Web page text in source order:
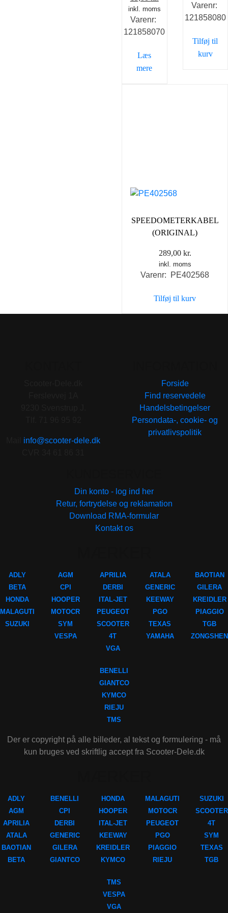
oprindelige
pris
var:
aktuelle
er:
inkl. moms
Varenr:
121858070
Læs
mere
pris
var:
er:
Varenr:
121858080
Tilføj til
kurv
SPEEDOMETERKABEL
(ORIGINAL)
289,00 kr.
inkl. moms
Varenr: PE402568
Tilføj til kurv
info@scooter-dele.dk
Forside
Find reservedele
Handelsbetingelser
Persondata-, cookie- og
privatlivspolitik
Din konto - log ind her
Retur, fortrydelse og reklamation
Download RMA-formular
Kontakt os
ADLY
BETA
HONDA
MALAGUTI
SUZUKI
AGM
CPI
HOOPER
MOTOCR
SYM
VESPA
APRILIA
DERBI
ITAL-JET
PEUGEOT
SCOOTER
4T
VGA
ATALA
GENERIC
KEEWAY
PGO
TEXAS
YAMAHA
BAOTIAN
GILERA
KREIDLER
PIAGGIO
TGB
ZONGSHEN
BENELLI
GIANTCO
KYMCO
RIEJU
TMS
Der er copyright på alle billeder, al tekst og formulering - må
kun bruges ved skriftlig accept fra Scooter-Dele.dk
ADLY
AGM
APRILIA
ATALA
BAOTIAN
BETA
BENELLI
CPI
DERBI
GENERIC
GILERA
GIANTCO
HONDA
HOOPER
ITAL-JET
KEEWAY
KREIDLER
KYMCO
MALAGUTI
MOTOCR
PEUGEOT
PGO
PIAGGIO
RIEJU
SUZUKI
SCOOTER
4T
SYM
TEXAS
TGB
TMS
VESPA
VGA